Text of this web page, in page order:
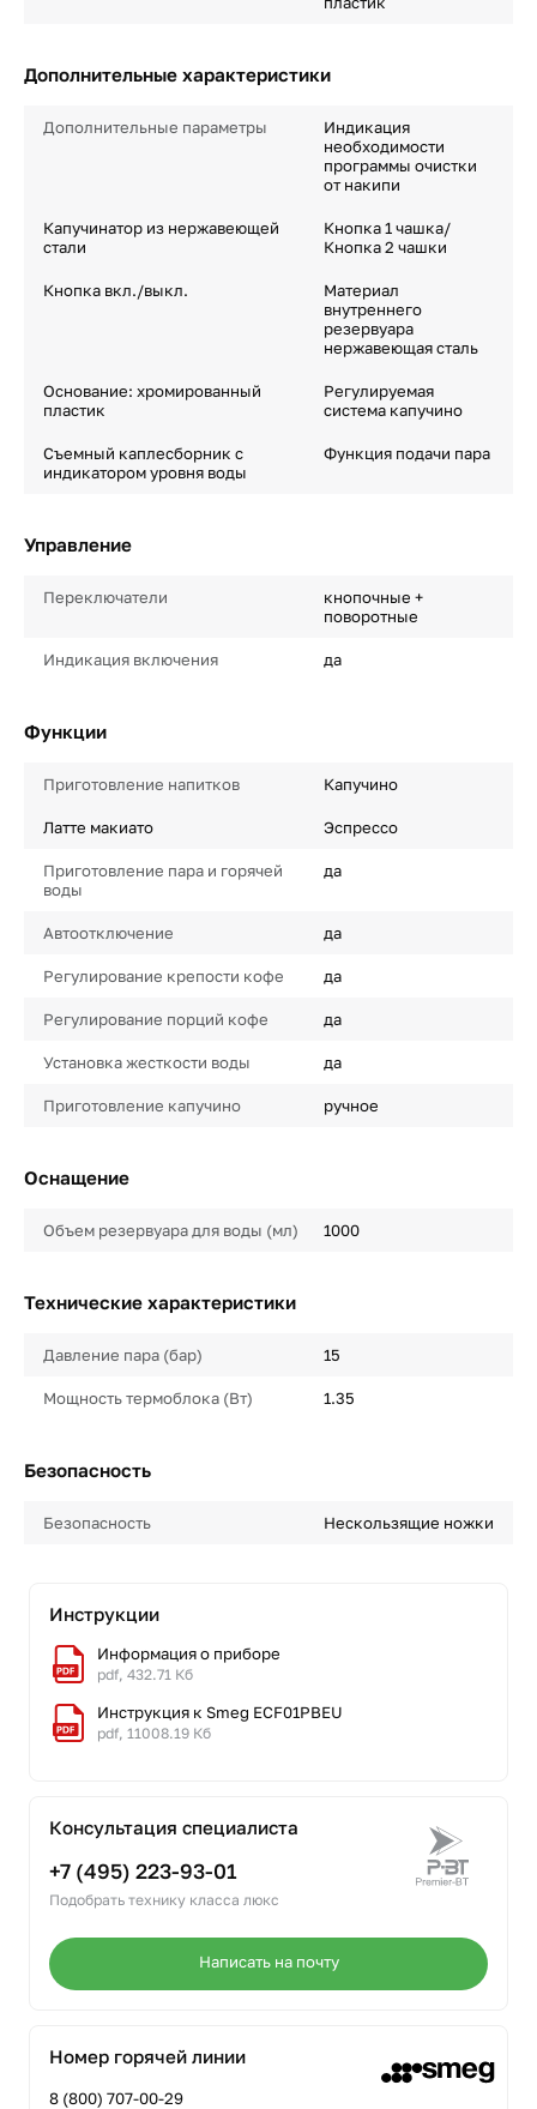
Дополнительные характеристики
Дополнительные параметры
Индикация
необходимости
программы очистки
от накипи
Капучинатор из нержавеющей
стали
Кнопка 1 чашка/
Кнопка 2 чашки
Кнопка вкл./выкл.
Материал
внутреннего
резервуара
нержавеющая сталь
Основание: хромированный
пластик
Регулируемая
система капучино
Съемный каплесборник с
индикатором уровня воды
Функция подачи пара
Управление
Переключатели
кнопочные +
поворотные
Индикация включения да
Функции
Приготовление напитков Капучино
Латте макиато Эспрессо
Приготовление пара и горячей
воды
да
Автоотключение да
Регулирование крепости кофе да
Регулирование порций кофе да
Установка жесткости воды да
Приготовление капучино ручное
Оснащение
Объем резервуара для воды (мл) 1000
Технические характеристики
Давление пара (бар) 15
Мощность термоблока (Вт) 1.35
Безопасность
Безопасность Нескользящие ножки
Инструкции
Информация о приборе
pdf, 432.71 Кб
Инструкция к Smeg ECF01PBEU
pdf, 11008.19 Кб
Консультация специалиста
+7 (495) 223-93-01
Подобрать технику класса люкс
Написать на почту
Номер горячей линии
8 (800) 707-00-29